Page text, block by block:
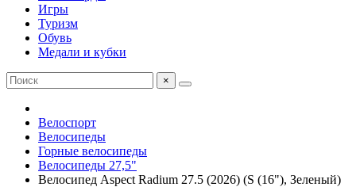
Игры
Туризм
Обувь
Медали и кубки
×
Велоспорт
Велосипеды
Горные велосипеды
Велосипеды 27,5"
Велосипед Aspect Radium 27.5 (2026) (S (16"), Зеленый)